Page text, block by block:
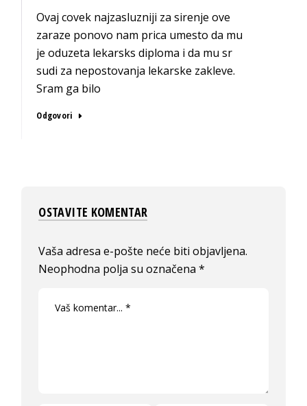
Ovaj covek najzasluzniji za sirenje ove
zaraze ponovo nam prica umesto da mu
je oduzeta lekarsks diploma i da mu sr
sudi za nepostovanja lekarske zakleve.
Sram ga bilo
Odgovori
OSTAVITE KOMENTAR
Vaša adresa e-pošte neće biti objavljena.
Neophodna polja su označena*